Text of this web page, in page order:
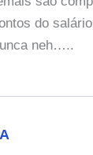
do
neh…..